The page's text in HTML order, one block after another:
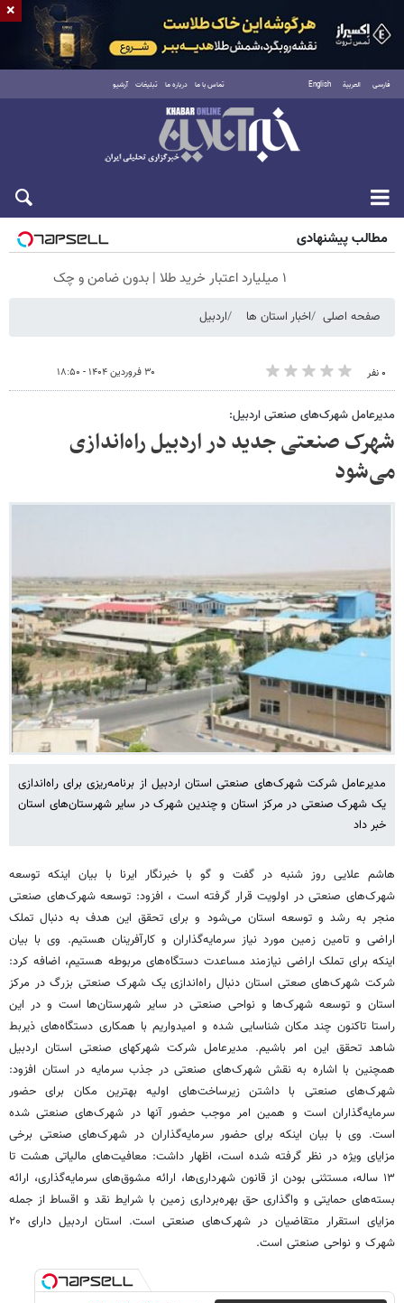
فارسی العربية English تماس با ما درباره ما تبلیغات آرشیو
جمعه ۱۶ مرداد ۱۴۰۵
مطالب پیشنهادی
۱ میلیارد اعتبار خرید طلا | بدون ضامن و چک
صفحه اصلی اخبار استان ها اردبیل
۰ نفر ۳۰ فروردین ۱۴۰۴ - ۱۸:۵۰
مدیرعامل شهرک‌های صنعتی اردبیل:
شهرک صنعتی جدید در اردبیل راه‌اندازی
می‌شود
مدیرعامل شرکت شهرک‌های صنعتی استان اردبیل از برنامه‌ریزی برای راه‌اندازی
یک شهرک صنعتی در مرکز استان و چندین شهرک در سایر شهرستان‌های استان
خبر داد
هاشم علایی روز شنبه در گفت و گو با خبرنگار ایرنا با بیان اینکه توسعه
شهرک‌های صنعتی در اولویت قرار گرفته است ، افزود: توسعه شهرک‌های صنعتی
منجر به رشد و توسعه استان می‌شود و برای تحقق این هدف به دنبال تملک
اراضی و تامین زمین مورد نیاز سرمایه‌گذاران و کارآفرینان هستیم. وی با بیان
اینکه برای تملک اراضی نیازمند مساعدت دستگاه‌های مربوطه هستیم، اضافه کرد:
شرکت شهرک‌های صعتی استان دنبال راه‌اندازی یک شهرک صنعتی بزرگ در مرکز
استان و توسعه شهرک‌ها و نواحی صنعتی در سایر شهرستان‌ها است و در این
راستا تاکنون چند مکان شناسایی شده و امیدواریم با همکاری دستگاه‌های ذیربط
شاهد تحقق این امر باشیم. مدیرعامل شرکت شهرکهای صنعتی استان اردبیل
همچنین با اشاره به نقش شهرک‌های صنعتی در جذب سرمایه در استان افزود:
شهرک‌های صنعتی با داشتن زیرساخت‌های اولیه بهترین مکان برای حضور
سرمایه‌گذاران است و همین امر موجب حضور آنها در شهرک‌های صنعتی شده
است. وی با بیان اینکه برای حضور سرمایه‌گذاران در شهرک‌های صنعتی برخی
مزایای ویژه در نظر گرفته شده است، اظهار داشت: معافیت‌های مالیاتی هشت تا
۱۳ ساله، مستثنی بودن از قانون شهرداری‌ها، ارائه مشوق‌های سرمایه‌گذاری، ارائه
بسته‌های حمایتی و واگذاری حق بهره‌برداری زمین با شرایط نقد و اقساط از جمله
مزایای استقرار متقاضیان در شهرک‌های صنعتی است. استان اردبیل دارای ۲۰
شهرک و نواحی صنعتی است.
×